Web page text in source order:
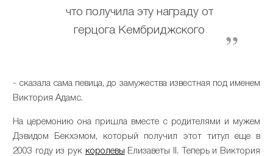
что получила эту награду от
герцога Кембриджского
- сказала сама певица, до замужества известная под именем
Виктория Адамс.
На церемонию она пришла вместе с родителями и мужем
Дэвидом Бекхэмом, который получил этот титул еще в
2003 году из рук королевы Елизаветы II. Теперь и Виктория